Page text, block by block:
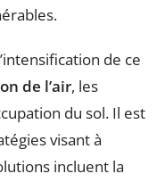
de ce
de l’air, les
du sol. Il est
visant à
incluent la